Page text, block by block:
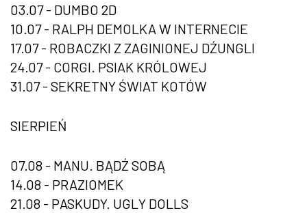
03.07 - DUMBO 2D
10.07 - RALPH DEMOLKA W INTERNECIE
17.07 - ROBACZKI Z ZAGINIONEJ DŹUNGLI
24.07 - CORGI. PSIAK KRÓLOWEJ
31.07 - SEKRETNY ŚWIAT KOTÓW
SIERPIEŃ
07.08 - MANU. BĄDŹ SOBĄ
14.08 - PRAZIOMEK
21.08 - PASKUDY. UGLY DOLLS